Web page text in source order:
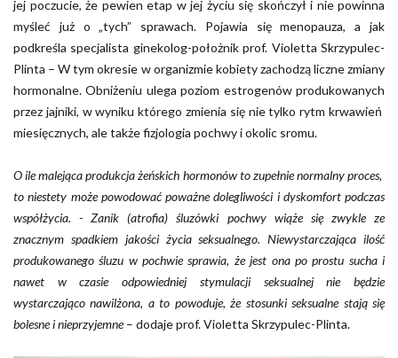
jej poczucie, że pewien etap w jej życiu się skończył i nie powinna
myśleć już o „tych” sprawach. Pojawia się menopauza, a jak
podkreśla specjalista ginekolog-położnik prof. Violetta Skrzypulec-
Plinta – W tym okresie w organizmie kobiety zachodzą liczne zmiany
hormonalne. Obniżeniu ulega poziom estrogenów produkowanych
przez jajniki, w wyniku którego zmienia się nie tylko rytm krwawień
miesięcznych, ale także fizjologia pochwy i okolic sromu.
O ile malejąca produkcja żeńskich hormonów to zupełnie normalny proces,
to niestety może powodować poważne dolegliwości i dyskomfort podczas
współżycia. - Zanik (atrofia) śluzówki pochwy wiąże się zwykle ze
znacznym spadkiem jakości życia seksualnego. Niewystarczająca ilość
produkowanego śluzu w pochwie sprawia, że jest ona po prostu sucha i
nawet w czasie odpowiedniej stymulacji seksualnej nie będzie
wystarczająco nawilżona, a to powoduje, że stosunki seksualne stają się
bolesne i nieprzyjemne– dodaje prof. Violetta Skrzypulec-Plinta.